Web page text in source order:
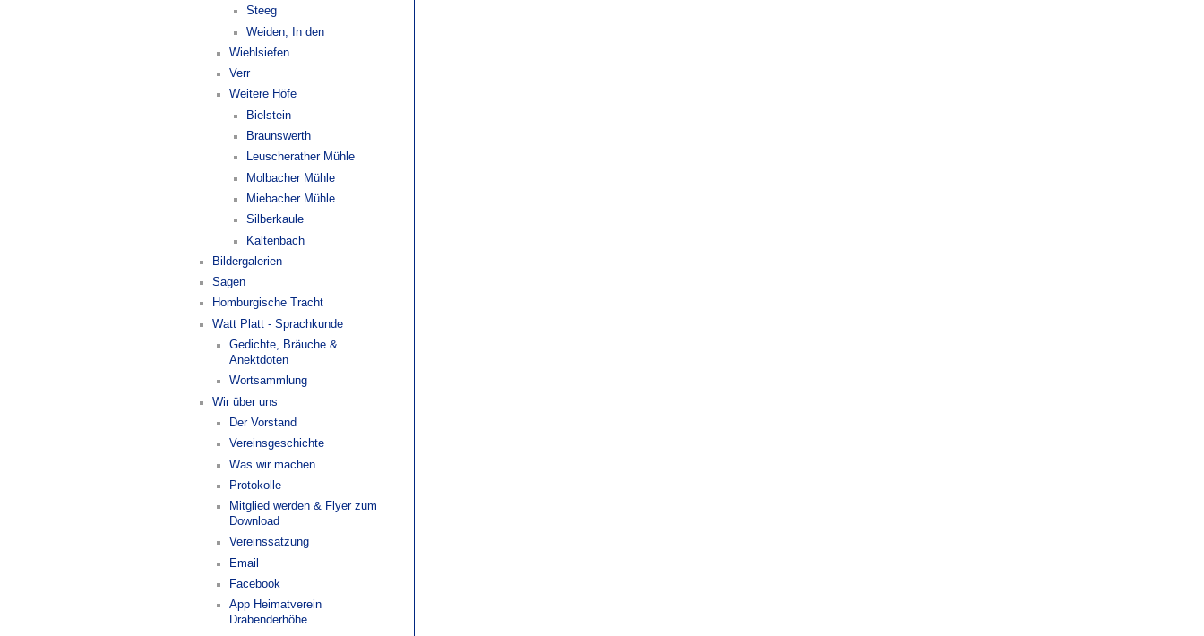
Steeg
Weiden, In den
Wiehlsiefen
Verr
Weitere Höfe
Bielstein
Braunswerth
Leuscherather Mühle
Molbacher Mühle
Miebacher Mühle
Silberkaule
Kaltenbach
Bildergalerien
Sagen
Homburgische Tracht
Watt Platt - Sprachkunde
Gedichte, Bräuche &
Anektdoten
Wortsammlung
Wir über uns
Der Vorstand
Vereinsgeschichte
Was wir machen
Protokolle
Mitglied werden & Flyer zum
Download
Vereinssatzung
Email
Facebook
App Heimatverein
Drabenderhöhe